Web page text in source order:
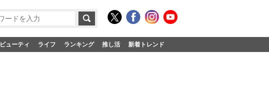
ビューティ ライフ ランキング 推し活 新着トレンド